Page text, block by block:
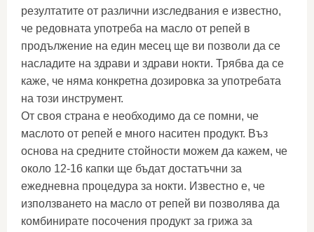
резултатите от различни изследвания е известно,
че редовната употреба на масло от репей в
продължение на един месец ще ви позволи да се
насладите на здрави и здрави нокти. Трябва да се
каже, че няма конкретна дозировка за употребата
на този инструмент.
От своя страна е необходимо да се помни, че
маслото от репей е много наситен продукт. Въз
основа на средните стойности можем да кажем, че
около 12-16 капки ще бъдат достатъчни за
ежедневна процедура за нокти. Известно е, че
използването на масло от репей ви позволява да
комбинирате посочения продукт за грижа за